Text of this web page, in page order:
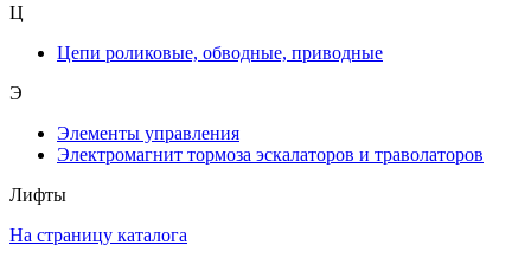
Ц
Цепи роликовые, обводные, приводные
Э
Элементы управления
Электромагнит тормоза эскалаторов и траволаторов
Лифты
На страницу каталога